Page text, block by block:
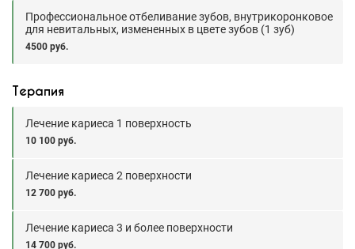
Профессиональное отбеливание зубов, внутрикоронковое
для невитальных, измененных в цвете зубов (1 зуб)
4500 руб.
Терапия
Лечение кариеса 1 поверхность
10 100 руб.
Лечение кариеса 2 поверхности
12 700 руб.
Лечение кариеса 3 и более поверхности
14 700 руб.